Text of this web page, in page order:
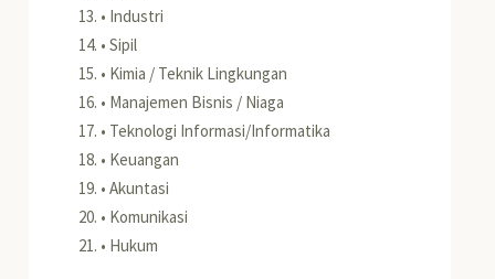
• Industri
• Sipil
• Kimia / Teknik Lingkungan
• Manajemen Bisnis / Niaga
• Teknologi Informasi/Informatika
• Keuangan
• Akuntasi
• Komunikasi
• Hukum